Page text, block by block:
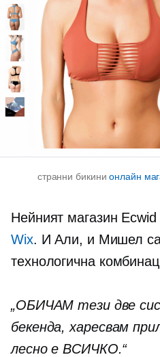
странни бикинионлайн
Нейният магазин
Wix. И Али, и Мишел са
технологична
„ОБИЧАМ тези две
бекенда, харесвам
лесно е ВСИЧКО.“